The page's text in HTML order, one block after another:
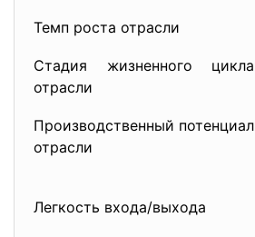
Темп роста отрасли
Стадия жизненного цикла
отрасли
Производственный потенциал
отрасли
Легкость входа/выхода